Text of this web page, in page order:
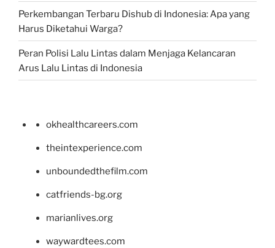
Perkembangan Terbaru Dishub di Indonesia: Apa yang
Harus Diketahui Warga?
Peran Polisi Lalu Lintas dalam Menjaga Kelancaran
Arus Lalu Lintas di Indonesia
okhealthcareers.com
theintexperience.com
unboundedthefilm.com
catfriends-bg.org
marianlives.org
waywardtees.com